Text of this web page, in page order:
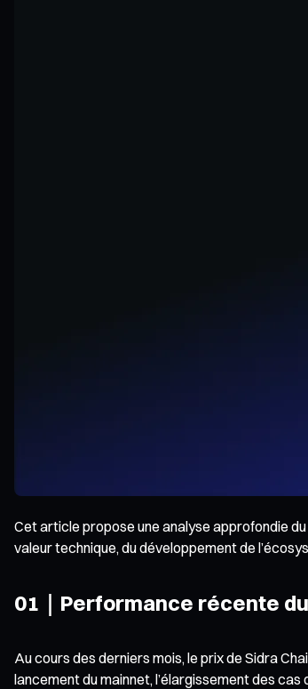
Cet article propose une analyse approfondie
valeur technique, du développement de
01｜Performance récente
Au cours des derniers mois, le prix de Sidra
lancement du mainnet, l’élargissement des